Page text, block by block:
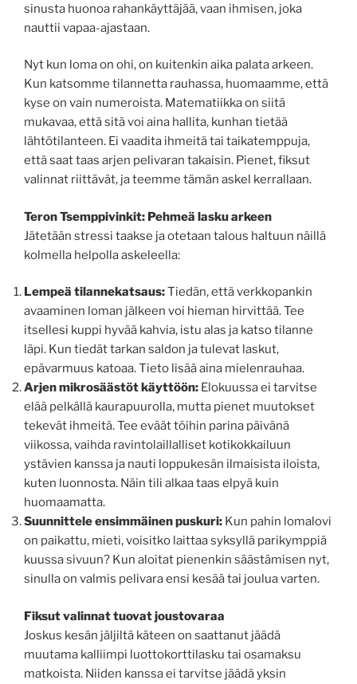
sinusta huonoa rahankäyttäjää, vaan ihmisen, joka
nauttii vapaa-ajastaan.
Nyt kun loma on ohi, on kuitenkin aika palata arkeen.
Kun katsomme tilannetta rauhassa, huomaamme, että
kyse on vain numeroista. Matematiikka on siitä
mukavaa, että sitä voi aina hallita, kunhan tietää
lähtötilanteen. Ei vaadita ihmeitä tai taikatemppuja,
että saat taas arjen pelivaran takaisin. Pienet, fiksut
valinnat riittävät, ja teemme tämän askel kerrallaan.
Teron Tsemppivinkit: Pehmeä lasku arkeen
Jätetään stressi taakse ja otetaan talous haltuun näillä
kolmella helpolla askeleella:
Lempeä tilannekatsaus:Tiedän, että verkkopankin
avaaminen loman jälkeen voi hieman hirvittää. Tee
itsellesi kuppi hyvää kahvia, istu alas ja katso tilanne
läpi. Kun tiedät tarkan saldon ja tulevat laskut,
epävarmuus katoaa. Tieto lisää aina mielenrauhaa.
Arjen mikrosäästöt käyttöön: Elokuussa ei tarvitse
elää pelkällä kaurapuurolla, mutta pienet muutokset
tekevät ihmeitä. Tee eväät töihin parina päivänä
viikossa, vaihda ravintolaillalliset kotikokkailuun
ystävien kanssa ja nauti loppukesän ilmaisista iloista,
kuten luonnosta. Näin tili alkaa taas elpyä kuin
huomaamatta.
Suunnittele ensimmäinen puskuri: Kun pahin lomalovi
on paikattu, mieti, voisitko laittaa syksyllä parikymppiä
kuussa sivuun? Kun aloitat pienenkin säästämisen nyt,
sinulla on valmis pelivara ensi kesää tai joulua varten.
Fiksut valinnat tuovat joustovaraa
Joskus kesän jäljiltä käteen on saattanut jäädä
muutama kalliimpi luottokorttilasku tai osamaksu
matkoista. Niiden kanssa ei tarvitse jäädä yksin